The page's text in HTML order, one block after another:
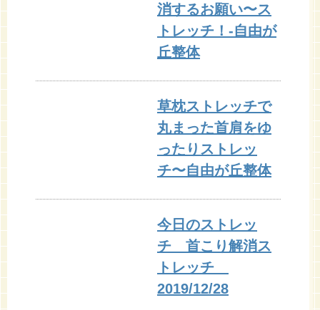
消するお願い〜ス
トレッチ！-自由が
丘整体
草枕ストレッチで
丸まった首肩をゆ
ったりストレッ
チ〜自由が丘整体
今日のストレッ
チ 首こり解消ス
トレッチ
2019/12/28